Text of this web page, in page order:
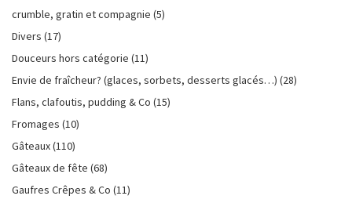
crumble, gratin et compagnie (5)
Divers (17)
Douceurs hors catégorie (11)
Envie de fraîcheur? (glaces, sorbets, desserts glacés…) (28)
Flans, clafoutis, pudding & Co (15)
Fromages (10)
Gâteaux(110)
Gâteaux de fête (68)
Gaufres Crêpes & Co (11)